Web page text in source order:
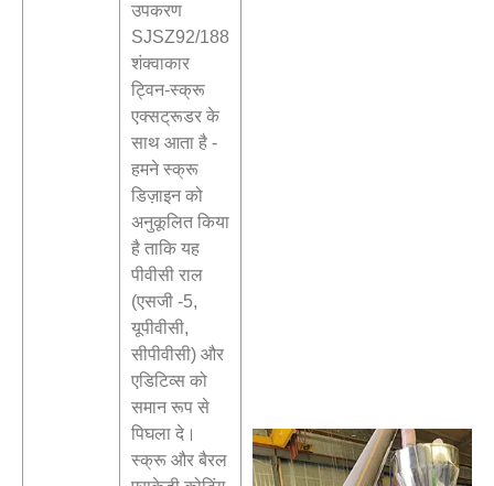
उपकरण
SJSZ92/188
शंक्वाकार
ट्विन-स्क्रू
एक्सट्रूडर के
साथ आता है -
हमने स्क्रू
डिज़ाइन को
अनुकूलित किया
है ताकि यह
पीवीसी राल
(एसजी -5,
यूपीवीसी,
सीपीवीसी) और
एडिटिव्स को
समान रूप से
पिघला दे।
स्क्रू और बैरल